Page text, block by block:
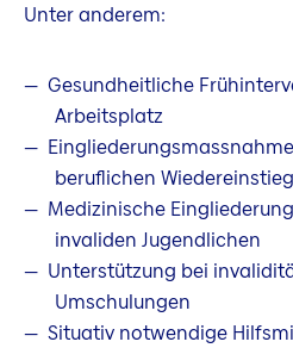
Unter anderem:
Gesundheitliche
Arbeitsplatz
beruflichen Wiedereinstieg
Medizinische
invaliden Jugendlichen
Unterstützung bei
Umschulungen
Situativ notwendige